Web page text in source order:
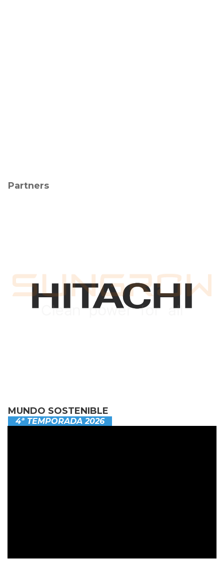
Partners
MUNDO SOSTENIBLE
4ª TEMPORADA 2026